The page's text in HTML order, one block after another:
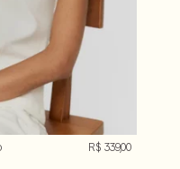
R$ 339,00